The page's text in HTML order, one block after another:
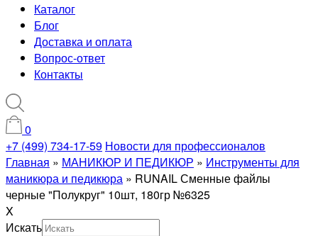
Каталог
Блог
Доставка и оплата
Вопрос-ответ
Контакты
0
+7 (499) 734-17-59 Новости для профессионалов
Главная » МАНИКЮР И ПЕДИКЮР » Инструменты для
маникюра и педикюра » RUNAIL Сменные файлы
черные "Полукруг" 10шт, 180гр №6325
X
Искать